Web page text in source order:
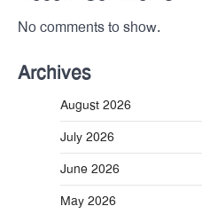
No comments to show.
Archives
August 2026
July 2026
June 2026
May 2026